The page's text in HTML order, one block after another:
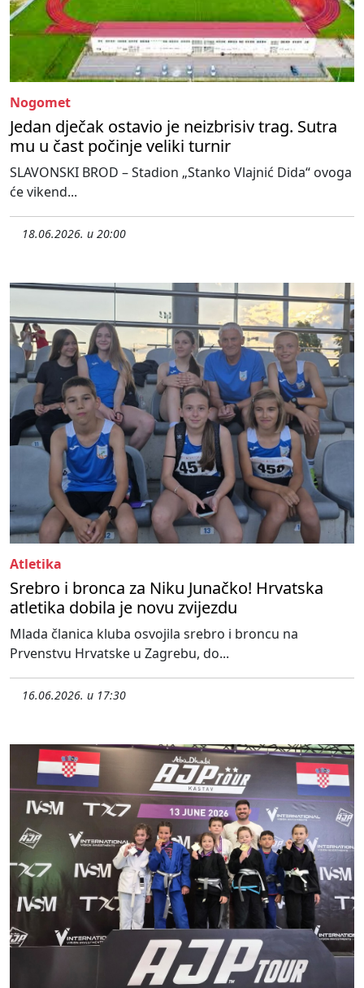
Nogomet
Jedan dječak ostavio je neizbrisiv trag. Sutra
mu u čast počinje veliki turnir
SLAVONSKI BROD – Stadion „Stanko Vlajnić Dida“ ovoga
će vikend...
18.06.2026. u 20:00
Atletika
Srebro i bronca za Niku Junačko! Hrvatska
atletika dobila je novu zvijezdu
Mlada članica kluba osvojila srebro i broncu na
Prvenstvu Hrvatske u Zagrebu, do...
16.06.2026. u 17:30